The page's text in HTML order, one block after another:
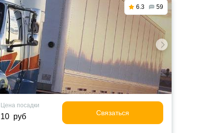
6.3 59
Цена посадки
10 руб Связаться